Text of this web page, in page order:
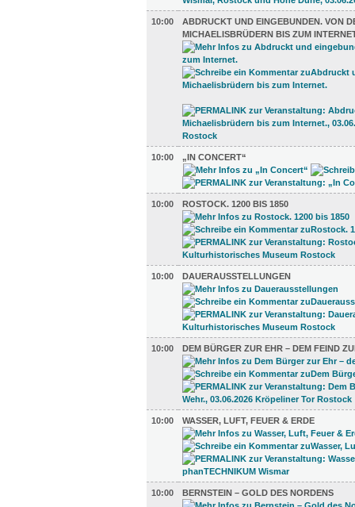
10:00
ABDRUCKT UND EINGEBUNDEN. VON
MICHAELISBRÜDERN BIS ZUM
10:00 „IN CONCERT“
10:00 ROSTOCK. 1200 BIS 1850
10:00 DAUERAUSSTELLUNGEN
10:00 DEM BÜRGER ZUR EHR – DEM FEIND
10:00 WASSER, LUFT, FEUER & ERDE
10:00 BERNSTEIN – GOLD DES NORDENS